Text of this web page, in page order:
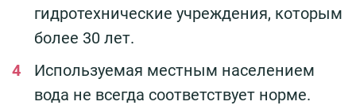
гидротехнические учреждения, которым
более 30 лет.
Используемая местным населением
вода не всегда соответствует норме.